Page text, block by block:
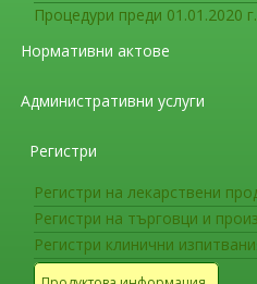
Процедури преди 01.01.2020 г.
Нормативни актове
Административни услуги
Регистри
Регистри на лекарствени
Регистри на търговци и
Регистри клинични
PRES и RCVS
PRAC
лекарства и да
тежко